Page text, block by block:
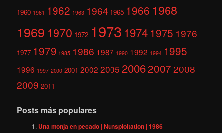
1960 1961 1962 1963 1964 1965 1966 1968
1969 1970 1972 1973 1974 1975 1976
1977 1979 1985 1986 1987 1990 1992 1994 1995
1996 1997 2000 2001 2002 2005 200620072008
2009 2011
Posts más populares
Una monja en pecado | Nunsploitation | 1986